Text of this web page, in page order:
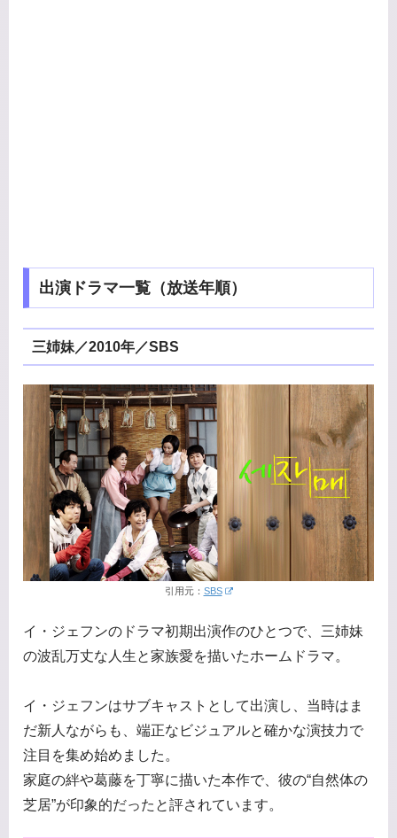
出演ドラマ一覧（放送年順）
三姉妹／2010年／SBS
引用元： SBS
イ・ジェフンのドラマ初期出演作のひとつで、三姉妹
の波乱万丈な人生と家族愛を描いたホームドラマ。
イ・ジェフンはサブキャストとして出演し、当時はま
だ新人ながらも、端正なビジュアルと確かな演技力で
注目を集め始めました。
家庭の絆や葛藤を丁寧に描いた本作で、彼の“自然体の
芝居”が印象的だったと評されています。